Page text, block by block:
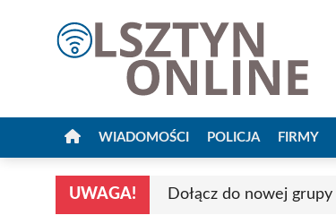
WIADOMOŚCI POLICJA FIRMY
UWAGA! Dołącz do nowej grupy